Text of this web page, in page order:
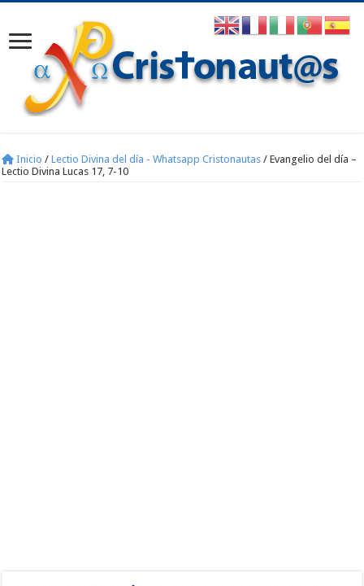
Inicio / Lectio Divina del día - Whatsapp Cristonautas / Evangelio del día –
Lectio Divina Lucas 17, 7-10